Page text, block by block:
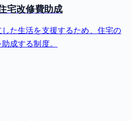
宅改修費助成
た生活を支援するため、住宅の
成する制度。